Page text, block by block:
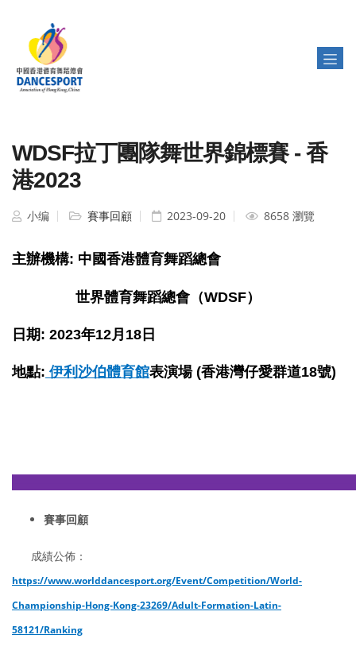
WDSF拉丁團隊舞世界錦標賽 - 香
港2023
小编 賽事回顧 2023-09-20 8658 瀏覽
主辦機構: 中國香港體育舞蹈總會
世界體育舞蹈總會（WDSF）
日期: 2023年12月18日
地點: 伊利沙伯體育館表演場 (香港灣仔愛群道18號)
賽事回顧
成績公佈：
https://www.worlddancesport.org/Event/Competition/World-
Championship-Hong-Kong-23269/Adult-Formation-Latin-
58121/Ranking